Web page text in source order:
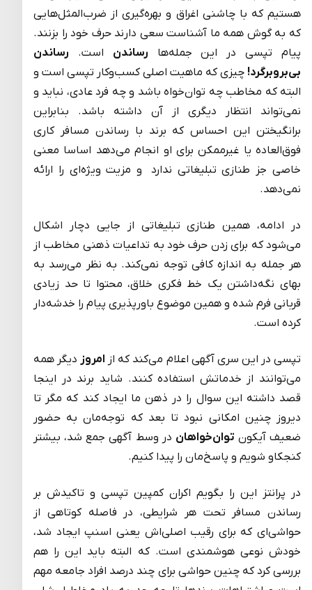
هستیم که با چاشنی اغراق و بهره‌گیری از ضرب‌المثل‌هایی
که به گوش همه ما آشناست سعی دارند حرف خود را بزنند.
پیام تپسی در این جمله‌ها رساندن است. رساندن
بی‌بروبرگرد! چیزی که ماهیت اصلی کسب‌وکار تپسی است و
البته که مخاطب چه توان‌خواه باشد و چه فرد عادی، نباید و
نمی‌تواند انتظار دیگری از آن داشته باشد. بنابراین
برانگیختن این احساس که برند با رساندن مسافر کاری
فوق‌العاده یا غیرممکن برای او انجام می‌دهد اساسا معنی
خاصی جز طنازی تبلیغاتی ندارد و مزیت ویژه‌ای را ارائه
نمی‌دهد.
در ادامه، همین طنازی تبلیغاتی از جایی دچار اشکال
می‌شود که برای زدن حرف خود به تداعیات ذهنی مخاطب از
هر جمله به اندازه کافی توجه نمی‌کند. به نظر می‌رسد به
بهای نگه‌داشتن یک خط فکری خلاق، محتوا تا حد زیادی
قربانی فرم شده و همین موضوع باورپذیری پیام را خدشه‌دار
کرده است.
تپسی در این سری آگهی اعلام می‌کند که از امروز دیگر همه
می‌توانند از خدماتش استفاده کنند. شاید برند در اینجا
قصد داشته این سوال را در ذهن ما ایجاد کند که مگر تا
دیروز چنین امکانی نبود تا بعد که توجه‌مان به حضور
ضعیف آیکون توان‌خواهان در وسط آگهی جمع شد، بیشتر
کنجکاو شویم و پاسخ‌مان را پیدا کنیم.
در پرانتز این را بگویم اکران کمپین تپسی و تاکیدش بر
رساندن مسافر تحت هر شرایطی، در فاصله کوتاهی از
حواشی‌ای که برای رقیب اصلی‌اش یعنی اسنپ ایجاد شد،
خودش نوعی هوشمندی است. که البته باید این را هم
بررسی کرد که چنین حواشی برای چند درصد افراد جامعه مهم